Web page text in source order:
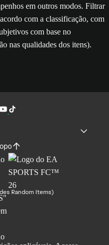
em outros modos. Filtrar
com a classificação, com
com base no
nas qualidades dos itens).
Random Items)